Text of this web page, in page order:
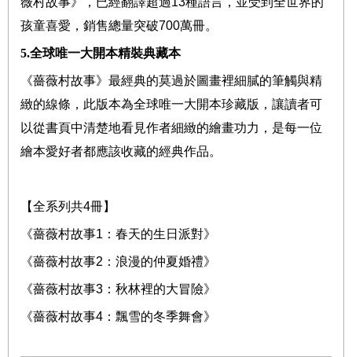
孩童喜愛，銷售總量突破700萬冊。
5.全球唯一大開本精裝典藏本
《薔薇村故事》最經典的莫過於圖畫裡細膩的筆觸與精
緻的線條，此版本為全球唯一大開本珍藏版，讓讀者可
以從書頁中清楚地看見作者細緻的繪畫功力，是每一位
繪本愛好者都應該收藏的經典作品。
【全系列共4冊】
《薔薇村故事1 ：春天的生日派對》
《薔薇村故事2 ：浪漫的仲夏婚禮》
《薔薇村故事3 ：秋林裡的大冒險》
《薔薇村故事4 ：飄雪的冬季舞會》